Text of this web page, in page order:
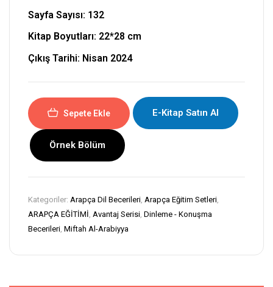
Sayfa Sayısı: 132
Kitap Boyutları: 22*28 cm
Çıkış Tarihi: Nisan 2024
Sepete Ekle E-Kitap Satın Al
Örnek Bölüm
Kategoriler: Arapça Dil Becerileri Arapça Eğitim Setleri
ARAPÇA EĞİTİMİ Avantaj Serisi Dinleme - Konuşma
Becerileri Miftah Al-Arabiyya